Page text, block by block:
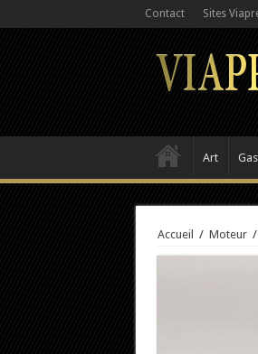
Contact Sites
Art
Accueil / Moteur /